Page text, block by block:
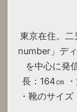
東京在住。二
number」デ
を中心に発
長：164㎝
・靴のサイ